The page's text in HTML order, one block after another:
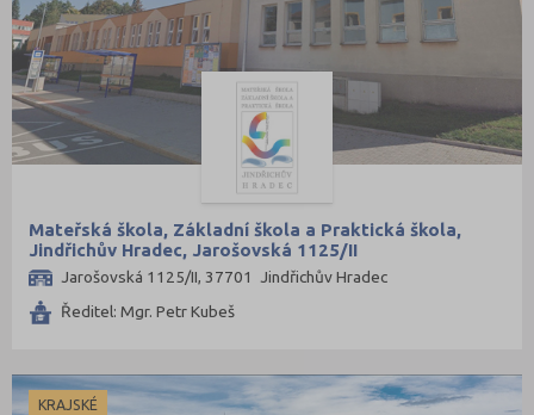
Jihočeský kraj
Mateřská škola, Základní škola a Praktická škola,
Jindřichův Hradec, Jarošovská 1125/II
Jarošovská 1125/II, 37701 Jindřichův Hradec
Ředitel: Mgr. Petr Kubeš
KRAJSKÉ